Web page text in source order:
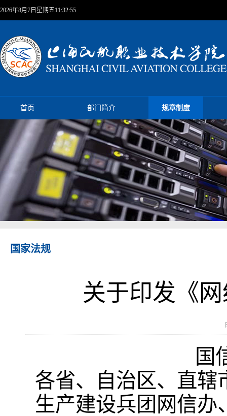
2026年8月7日星期五11:32:56
首页 部门简介 规章制度
国家法规
关于印发《
国
各省、自治区、直辖
生产建设兵团网信办